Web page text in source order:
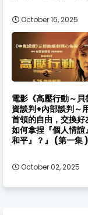
October 16, 2025
電影《高壓行動～
資談判+內部談判～
首領的自由，交換好
如何拿捏『個人情誼
和平』？』 (第一集
October 02, 2025